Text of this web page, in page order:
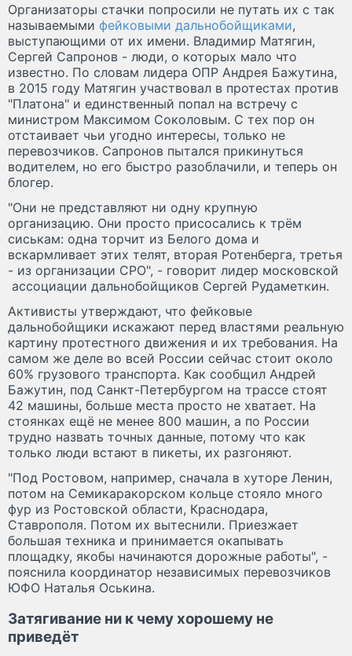
Организаторы стачки попросили не путать их с так
называемыми фейковыми дальнобойщиками,
выступающими от их имени. Владимир Матягин,
Сергей Сапронов - люди, о которых мало что
известно. По словам лидера ОПР Андрея Бажутина,
в 2015 году Матягин участвовал в протестах против
"Платона" и единственный попал на встречу с
министром Максимом Соколовым. С тех пор он
отстаивает чьи угодно интересы, только не
перевозчиков. Сапронов пытался прикинуться
водителем, но его быстро разоблачили, и теперь он
блогер.
"Они не представляют ни одну крупную
организацию. Они просто присосались к трём
сиськам: одна торчит из Белого дома и
вскармливает этих телят, вторая Ротенберга, третья
- из организации СРО", - говорит лидер московской
ассоциации дальнобойщиков Сергей Рудаметкин.
Активисты утверждают, что фейковые
дальнобойщики искажают перед властями реальную
картину протестного движения и их требования. На
самом же деле во всей России сейчас стоит около
60% грузового транспорта. Как сообщил Андрей
Бажутин, под Санкт-Петербургом на трассе стоят
42 машины, больше места просто не хватает. На
стоянках ещё не менее 800 машин, а по России
трудно назвать точных данные, потому что как
только люди встают в пикеты, их разгоняют.
"Под Ростовом, например, сначала в хуторе Ленин,
потом на Семикаракорском кольце стояло много
фур из Ростовской области, Краснодара,
Ставрополя. Потом их вытеснили. Приезжает
большая техника и принимается окапывать
площадку, якобы начинаются дорожные работы", -
пояснила координатор независимых перевозчиков
ЮФО Наталья Оськина.
Затягивание ни к чему хорошему не
приведёт